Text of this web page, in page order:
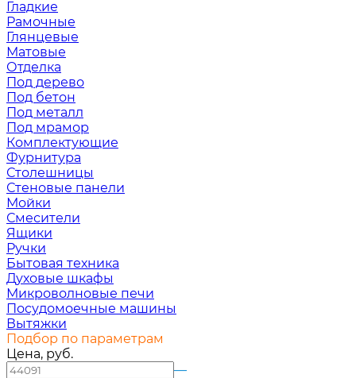
Гладкие
Рамочные
Глянцевые
Матовые
Отделка
Под дерево
Под бетон
Под металл
Под мрамор
Комплектующие
Фурнитура
Столешницы
Стеновые панели
Мойки
Смесители
Ящики
Ручки
Бытовая техника
Духовые шкафы
Микроволновые печи
Посудомоечные машины
Вытяжки
Подбор по параметрам
Цена, руб.
—